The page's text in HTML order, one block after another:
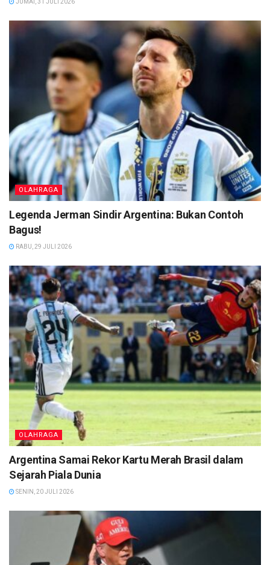
JUMAT, 31 JULI 2026
OLAHRAGA
Legenda Jerman Sindir Argentina: Bukan Contoh
Bagus!
RABU, 29 JULI 2026
OLAHRAGA
Argentina Samai Rekor Kartu Merah Brasil dalam
Sejarah Piala Dunia
SENIN, 20 JULI 2026